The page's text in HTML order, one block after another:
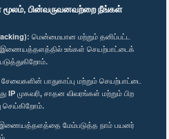
பின்வருவனவற்றை நீங்கள்
மென்மையான மற்றும் தனிப்பட்ட
இணையத்தளத்தில் உங்கள் செயற்பாட்டைக்
பாதுகாப்பு மற்றும் செயற்பாட்டை
IP முகவரி, சாதன விவரங்கள் மற்றும் பிற
செய்கிறோம்.
இணையத்தளத்தை மேம்படுத்த நாம் பயனர்